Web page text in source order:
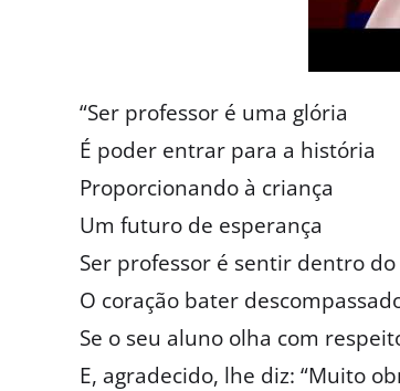
“Ser professor é uma glória
É poder entrar para a história
Proporcionando à criança
Um futuro de esperança
Ser professor é sentir dentro
O coração bater
Se o seu aluno olha com
E, agradecido, lhe diz: “Muito